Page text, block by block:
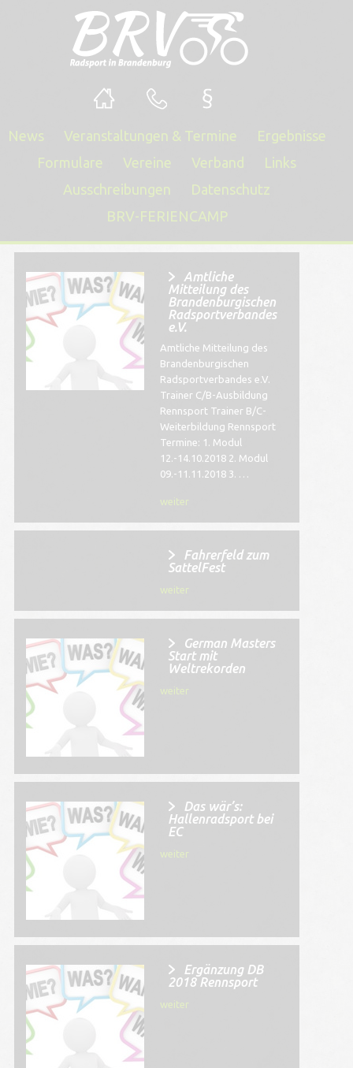
News Veranstaltungen & Termine
Ergebnisse
Formulare
Vereine Verband
Links
Ausschreibungen
Datenschutz
BRV-FERIENCAMP
Amtliche
Mitteilung des
Brandenburgischen
Radsportverbandes
e.V.
Amtliche Mitteilung des
Brandenburgischen
Radsportverbandes e.V.
Trainer C/B-Ausbildung
Rennsport Trainer B/C-
Weiterbildung Rennsport
Termine: 1. Modul
12.-14.10.2018 2. Modul
09.-11.11.2018 3. …
weiter
Fahrerfeld zum
SattelFest
weiter
German Masters
Start mit
Weltrekorden
weiter
Das wär’s:
Hallenradsport bei
EC
weiter
Ergänzung DB
2018 Rennsport
weiter